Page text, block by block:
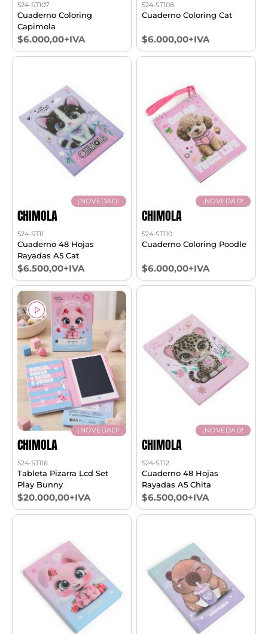
524-ST107
Cuaderno Coloring
Capimola
$6.000,00+IVA
524-ST108
Cuaderno Coloring Cat
$6.000,00+IVA
¡NOVEDAD!
CHIMOLA
524-ST11
Cuaderno 48 Hojas
Rayadas A5 Cat
$6.500,00+IVA
¡NOVEDAD!
CHIMOLA
524-ST110
Cuaderno Coloring Poodle
$6.000,00+IVA
¡NOVEDAD!
CHIMOLA
524-ST116
Tableta Pizarra Lcd Set
Play Bunny
$20.000,00+IVA
¡NOVEDAD!
CHIMOLA
524-ST12
Cuaderno 48 Hojas
Rayadas A5 Chita
$6.500,00+IVA